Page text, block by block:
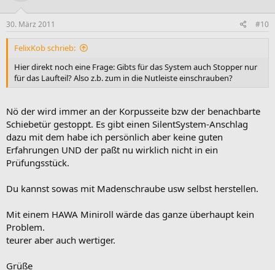
30. März 2011 #10
FelixKob schrieb:
Hier direkt noch eine Frage: Gibts für das System auch Stopper nur
für das Laufteil? Also z.b. zum in die Nutleiste einschrauben?
Nö der wird immer an der Korpusseite bzw der benachbarte
Schiebetür gestoppt. Es gibt einen SilentSystem-Anschlag
dazu mit dem habe ich persönlich aber keine guten
Erfahrungen UND der paßt nu wirklich nicht in ein
Prüfungsstück.
Du kannst sowas mit Madenschraube usw selbst herstellen.
Mit einem HAWA Miniroll wärde das ganze überhaupt kein
Problem.
teurer aber auch wertiger.
Grüße